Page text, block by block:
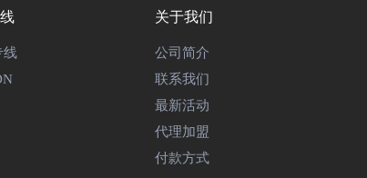
线
关于我们
公司简介
联系我们
最新活动
代理加盟
付款方式